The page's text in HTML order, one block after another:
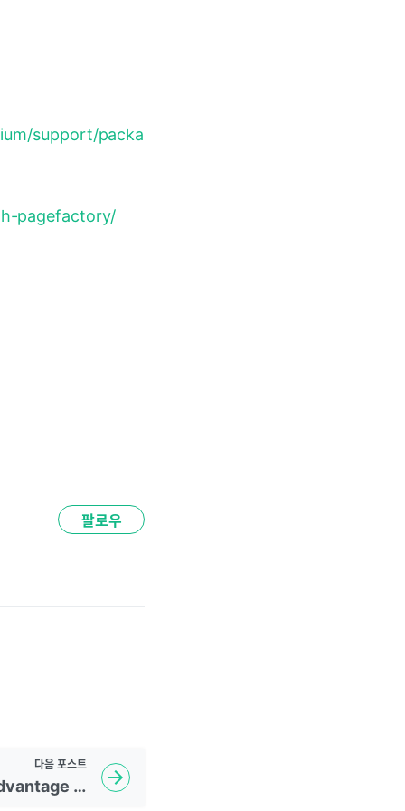
support/packa
pagefactory/
팔로우
다음 포스트
Page Object Model advantage and disadvantage